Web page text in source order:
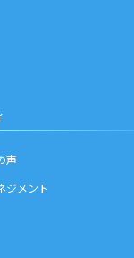
声
ジメント